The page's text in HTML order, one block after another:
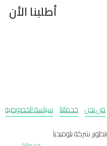
أطلبنا الأن
من نحن خدماتنا سياسة الخصوصية
شركة بلوميديا